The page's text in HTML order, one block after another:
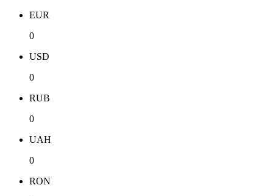
EUR
0
USD
0
RUB
0
UAH
0
RON